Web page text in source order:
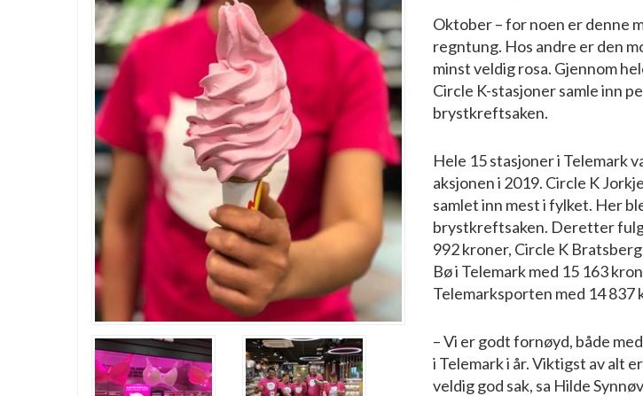
Oktober – for noen er denne
regntung. Hos andre er den
minst veldig rosa. Gjennom
Circle K-stasjoner samle inn
brystkreftsaken.
Hele 15 stasjoner i Telemark
aksjonen i 2019. Circle K
samlet inn mest i fylket. Her
brystkreftsaken. Deretter
992 kroner, Circle K
Bø i Telemark med 15 163
Telemarksporten med 14 837
– Vi er godt fornøyd, både
i Telemark i år. Viktigst av alt
veldig god sak, sa Hilde